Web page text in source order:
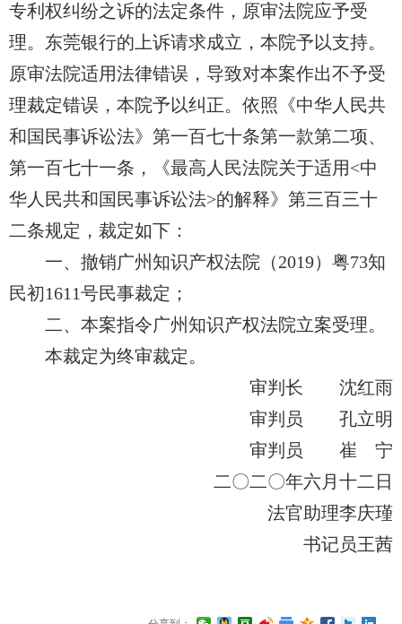
专利权纠纷之诉的法定条件，原审法院应予受
理。东莞银行的上诉请求成立，本院予以支持。
原审法院适用法律错误，导致对本案作出不予受
理裁定错误，本院予以纠正。依照《中华人民共
和国民事诉讼法》第一百七十条第一款第二项、
第一百七十一条，《最高人民法院关于适用<中
华人民共和国民事诉讼法>的解释》第三百三十
二条规定，裁定如下：
一、撤销广州知识产权法院（2019）粤73知
民初1611号民事裁定；
二、本案指令广州知识产权法院立案受理。
本裁定为终审裁定。
审判长 沈红雨
审判员 孔立明
审判员 崔 宁
二〇二〇年六月十二日
法官助理李庆瑾
书记员王茜